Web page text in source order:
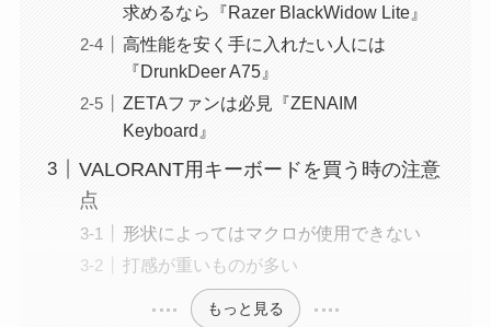
求めるなら『Razer BlackWidow Lite』
高性能を安く手に入れたい人には
『DrunkDeer A75』
ZETAファンは必見『ZENAIM
Keyboard』
VALORANT用キーボードを買う時の注意
点
形状によってはマクロが使用できない
打感が重いものが多い
もっと見る